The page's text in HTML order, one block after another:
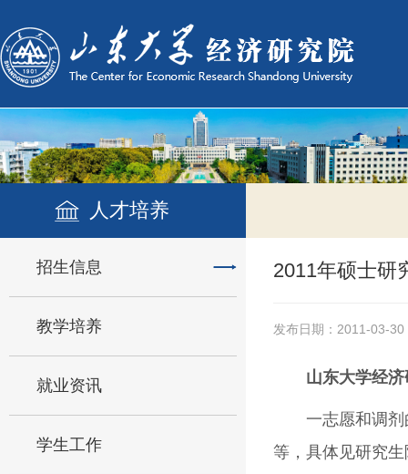
人才培养
招生信息
教学培养
就业资讯
学生工作
2011年硕士研
发布日期：2011-03-30
山东大学经
一志愿和调
等，具体见研究